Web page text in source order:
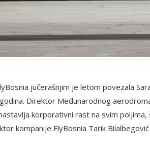
jučerašnjim je letom povezala
Direktor Međunarodnog
korporativni rast na svim
kompanije FlyBosnia Tarik